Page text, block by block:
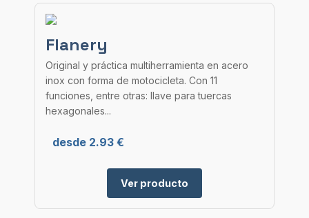
Flanery
Original y práctica multiherramienta en acero
inox con forma de motocicleta. Con 11
funciones, entre otras: llave para tuercas
hexagonales...
desde 2.93 €
Ver producto